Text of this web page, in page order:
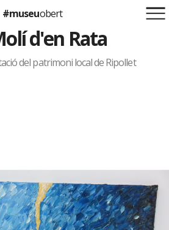
a la iniciativa
#museuobert
d'en Rata
del patrimoni local de Ripollet